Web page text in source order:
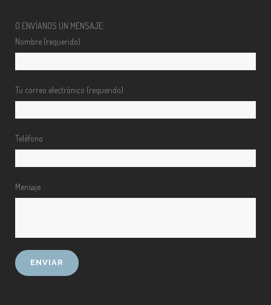
O ENVÍANOS UN MENSAJE:
Nombre (requerido)
Tu correo electrónico (requerido)
Teléfono
Mensaje